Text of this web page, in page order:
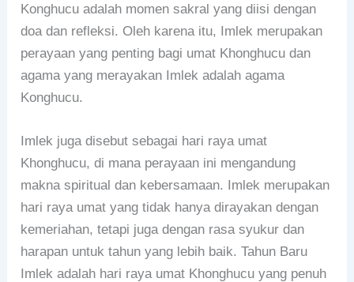
Konghucu adalah momen sakral yang diisi dengan
doa dan refleksi. Oleh karena itu, Imlek merupakan
perayaan yang penting bagi umat Khonghucu dan
agama yang merayakan Imlek adalah agama
Konghucu.
Imlek juga disebut sebagai hari raya umat
Khonghucu, di mana perayaan ini mengandung
makna spiritual dan kebersamaan. Imlek merupakan
hari raya umat yang tidak hanya dirayakan dengan
kemeriahan, tetapi juga dengan rasa syukur dan
harapan untuk tahun yang lebih baik. Tahun Baru
Imlek adalah hari raya umat Khonghucu yang penuh